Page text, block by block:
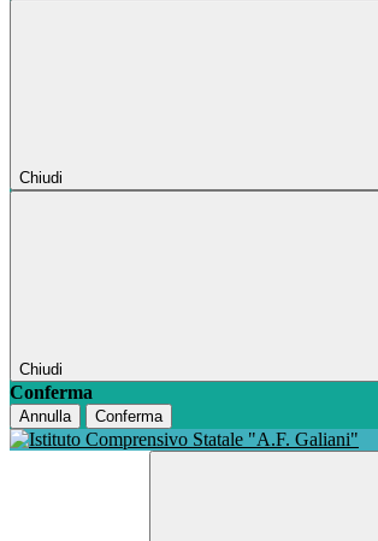
Chiudi
Chiudi
Conferma
Annulla Conferma